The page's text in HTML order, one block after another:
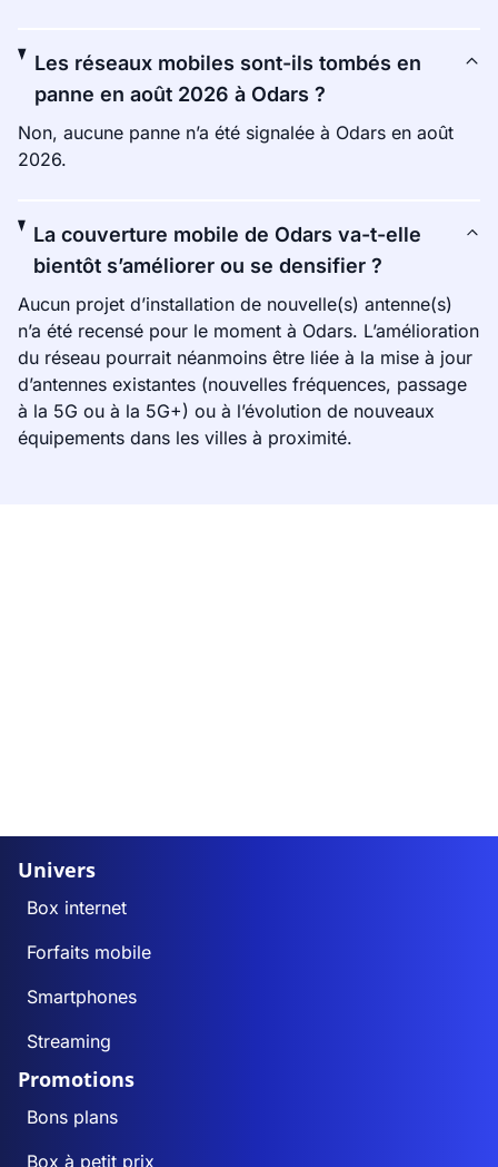
Les réseaux mobiles sont-ils tombés en
panne en août 2026 à Odars ?
Non, aucune panne n’a été signalée à Odars en août
2026.
La couverture mobile de Odars va-t-elle
bientôt s’améliorer ou se densifier ?
Aucun projet d’installation de nouvelle(s) antenne(s)
n’a été recensé pour le moment à Odars. L’amélioration
du réseau pourrait néanmoins être liée à la mise à jour
d’antennes existantes (nouvelles fréquences, passage
à la 5G ou à la 5G+) ou à l’évolution de nouveaux
équipements dans les villes à proximité.
Univers
Box internet
Forfaits mobile
Smartphones
Streaming
Promotions
Bons plans
Box à petit prix